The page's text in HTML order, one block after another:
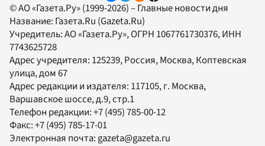
© АО «Газета.Ру» (1999-2026) – Главные новости дня
Название: Газета.Ru (Gazeta.Ru)
Учредитель:АО «Газета.Ру», ОГРН 1067761730376, ИНН
7743625728
Адрес учредителя: 125239, Россия, Москва, Коптевская
улица, дом 67
Адрес редакции и издателя: 117105, г. Москва,
Варшавское шоссе, д.9, стр.1
Телефон редакции:+7 (495) 785-00-12
Факс:+7 (495) 785-17-01
Электронная почта: gazeta@gazeta.ru